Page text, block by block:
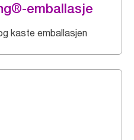
emballasje
kaste emballasjen